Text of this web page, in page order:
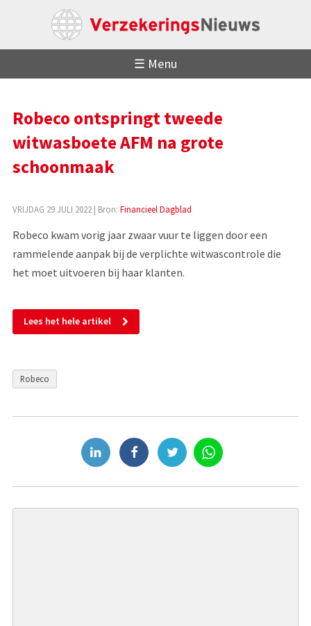
☰ Menu
Robeco ontspringt tweede
witwasboete AFM na grote
schoonmaak
VRIJDAG 29 JULI 2022| Bron: Financieel Dagblad
Robeco kwam vorig jaar zwaar vuur te liggen door een
rammelende aanpak bij de verplichte witwascontrole die
het moet uitvoeren bij haar klanten.
Lees het hele artikel
Robeco